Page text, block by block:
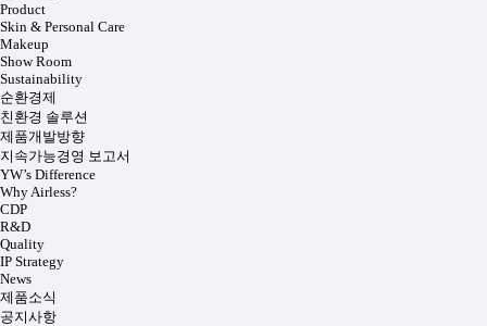
Product
Skin & Personal Care
Makeup
Show Room
Sustainability
순환경제
친환경 솔루션
제품개발방향
지속가능경영 보고서
YW’s Difference
Why Airless?
CDP
R&D
Quality
IP Strategy
News
제품소식
공지사항